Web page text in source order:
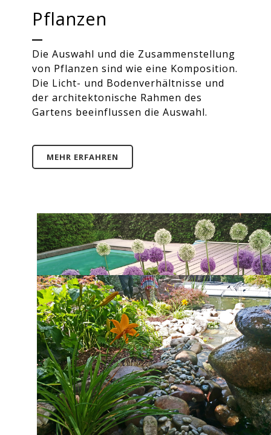
Vielfältig sind die Möglichkeiten, den
gestalten. Ein Gartenteich oder ein
nettes schattiges Plätzchen für den
Sommer, eine ansprechende
Wegegestaltung, eine
Natursteintreppe. Es gibt viele
Möglichkeiten.
Pflanzen
Die Auswahl und die Zusammenstellung
von Pflanzen sind wie eine Komposition.
Die Licht- und Bodenverhältnisse und
der architektonische Rahmen des
Gartens beeinflussen die Auswahl.
MEHR ERFAHREN